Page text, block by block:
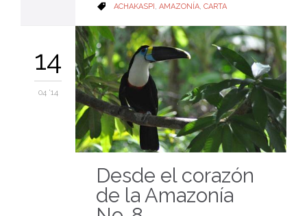
 CATEGORY
ACHAKASPI, AMAZONÍA, CARTA
14
04 '14
Desde el corazón
de la Amazonía